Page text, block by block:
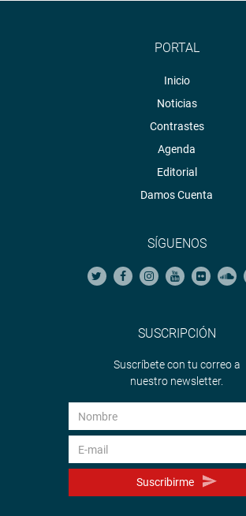
PORTAL
Inicio
Noticias
Contrastes
Agenda
Editorial
Damos Cuenta
SÍGUENOS
SUSCRIPCIÓN
Suscríbete con tu correo a
nuestro newsletter.
Suscribirme